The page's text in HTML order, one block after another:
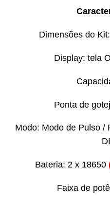
Dimensões do
Display: tela
Ponta de
Modo: Modo de Pulso /
Bateria: 2 x 18650
Faixa de